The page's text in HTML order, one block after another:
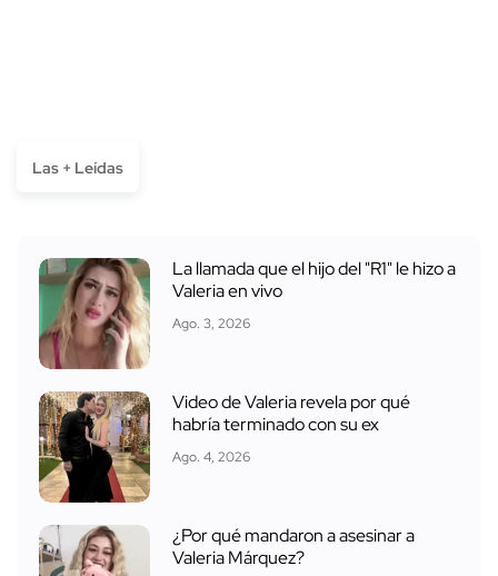
Las + Leídas
La llamada que el hijo del "R1" le hizo a
Valeria en vivo
Ago. 3, 2026
Video de Valeria revela por qué
habría terminado con su ex
Ago. 4, 2026
¿Por qué mandaron a asesinar a
Valeria Márquez?